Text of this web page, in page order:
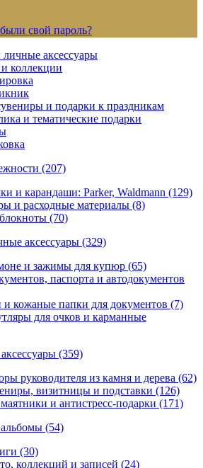
свой пароль?
аксессуары
коллекции
и подарки к праздникам
и тематические подарки
(207)
и карандаши: Parker, Waldmann (129)
и расходные материалы (8)
(70)
аксессуары (329)
и зажимы для купюр (65)
паспорта и автодокументов
кожаные папки для документов (7)
для очков и карманные
(359)
руководителя из камня и дерева (62)
визитницы и подставки (126)
и антистресс-подарки (171)
(54)
(30)
коллекций и записей (24)